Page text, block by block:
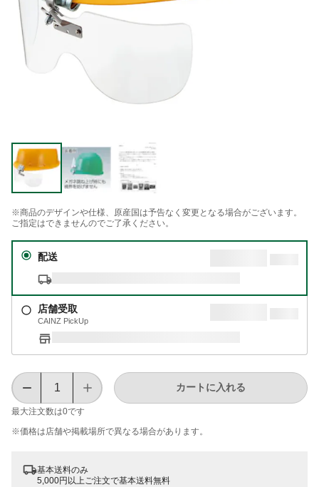
※商品のデザインや仕様、原産国は予告なく変更となる場合がございます。
ご指定はできませんのでご了承ください。
配送
店舗受取
CAINZ PickUp
最大注文数は0です
カートに入れる
※価格は​店舗や​掲載場所で​異なる​場合が​あります。
基本送料のみ
5,000円以上ご注文で基本送料無料